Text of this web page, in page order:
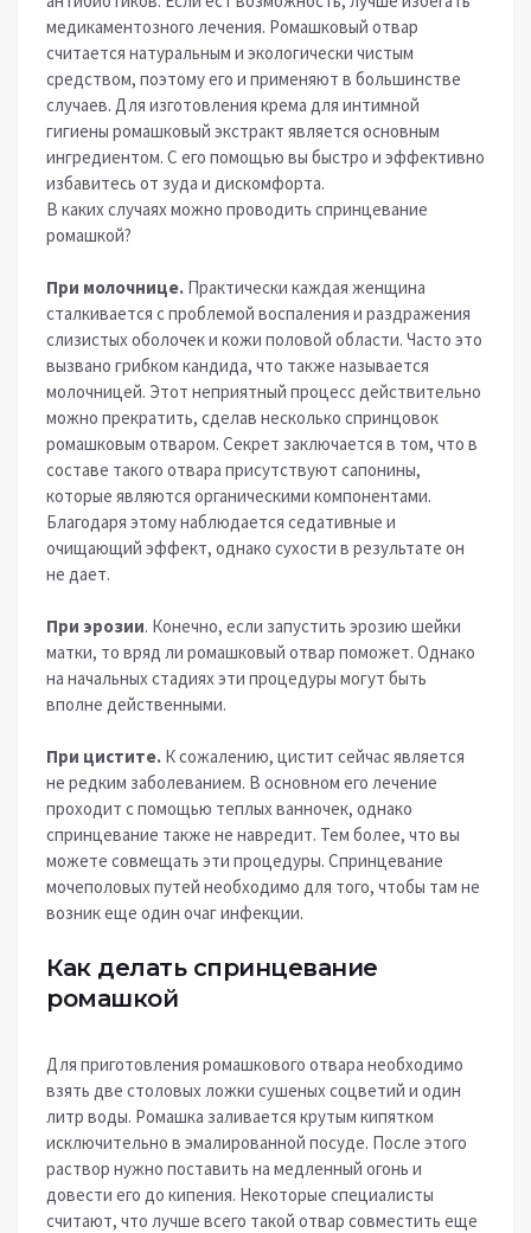
медикаментозного лечения. Ромашковый отвар
считается натуральным и экологически чистым
средством, поэтому его и применяют в большинстве
случаев. Для изготовления крема для интимной
гигиены ромашковый экстракт является основным
ингредиентом. С его помощью вы быстро и эффективно
избавитесь от зуда и дискомфорта.
В каких случаях можно проводить спринцевание
ромашкой?
При молочнице. Практически каждая женщина
сталкивается с проблемой воспаления и раздражения
слизистых оболочек и кожи половой области. Часто это
вызвано грибком кандида, что также называется
молочницей. Этот неприятный процесс действительно
можно прекратить, сделав несколько спринцовок
ромашковым отваром. Секрет заключается в том, что в
составе такого отвара присутствуют сапонины,
которые являются органическими компонентами.
Благодаря этому наблюдается седативные и
очищающий эффект, однако сухости в результате он
не дает.
При эрозии. Конечно, если запустить эрозию шейки
матки, то вряд ли ромашковый отвар поможет. Однако
на начальных стадиях эти процедуры могут быть
вполне действенными.
При цистите. К сожалению, цистит сейчас является
не редким заболеванием. В основном его лечение
проходит с помощью теплых ванночек, однако
спринцевание также не навредит. Тем более, что вы
можете совмещать эти процедуры. Спринцевание
мочеполовых путей необходимо для того, чтобы там не
возник еще один очаг инфекции.
Как делать спринцевание
ромашкой
Для приготовления ромашкового отвара необходимо
взять две столовых ложки сушеных соцветий и один
литр воды. Ромашка заливается крутым кипятком
исключительно в эмалированной посуде. После этого
раствор нужно поставить на медленный огонь и
довести его до кипения. Некоторые специалисты
считают, что лучше всего такой отвар совместить еще